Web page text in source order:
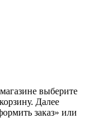
выберите
Далее
заказ» или